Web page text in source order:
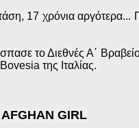
17 χρόνια
το Διεθνές Α΄
της Ιταλίας.
AFGHAN GIRL